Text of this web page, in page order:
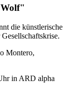
die künstlerische
Montero,
in ARD alpha